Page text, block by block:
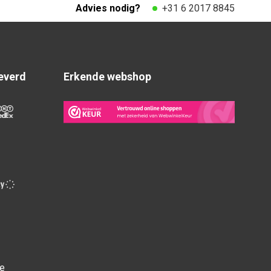
Advies nodig? +31 6 2017 8845
Erkende webshop